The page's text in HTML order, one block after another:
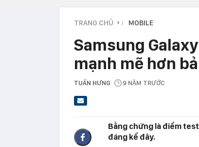
TRANG CHỦ › MOBILE
Samsung
mạnh mẽ hơn
TUẤN HƯNG 9 NĂM TRƯỚC
Bằng chứng là điểm
đáng kể đây.